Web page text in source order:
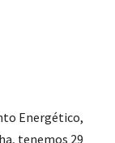
Energético,
tenemos 29